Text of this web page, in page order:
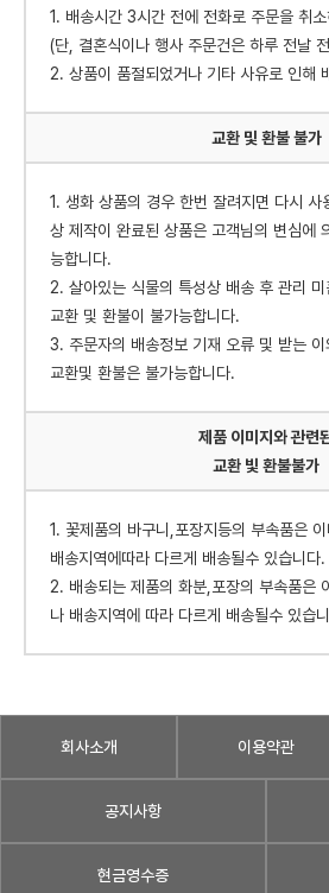
1. 배송시간 3시간 전에 전화로 주문을 취
(단, 결혼식이나 행사 주문건은 하루 전날
2. 상품이 품절되었거나 기타 사유로 인해
교환 및 환불 불가
1. 생화 상품의 경우 한번 잘려지면 다시 사
상 제작이 완료된 상품은 고객님의 변심에
능합니다.
2. 살아있는 식물의 특성상 배송 후 관리
교환 및 환불이 불가능합니다.
3. 주문자의 배송정보 기재 오류 및 받는
교환및 환불은 불가능합니다.
제품 이미지와 관련
교환 빛 환불불가
1. 꽃제품의 바구니,포장지등의 부속품은
배송지역에따라 다르게 배송될수 있습니다.
2. 배송되는 제품의 화분,포장의 부속품은
나 배송지역에 따라 다르게 배송될수 있습
회사소개 이용약관
공지사항
현금영수증